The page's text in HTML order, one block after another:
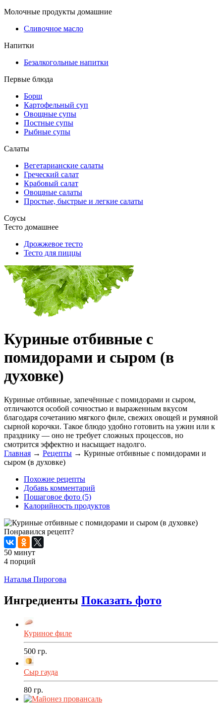
Молочные продукты домашние
Сливочное масло
Напитки
Безалкогольные напитки
Первые блюда
Борщ
Картофельный суп
Овощные супы
Постные супы
Рыбные супы
Салаты
Вегетарианские салаты
Греческий салат
Крабовый салат
Овощные салаты
Простые, быстрые и легкие салаты
Соусы
Тесто домашнее
Дрожжевое тесто
Тесто для пиццы
Куриные отбивные с
помидорами и сыром (в
духовке)
Куриные отбивные, запечённые с помидорами и сыром,
отличаются особой сочностью и выраженным вкусом
благодаря сочетанию мягкого филе, свежих овощей и румяной
сырной корочки. Такое блюдо удобно готовить на ужин или к
празднику — оно не требует сложных процессов, но
смотрится эффектно и насыщает надолго.
Главная → Рецепты → Куриные отбивные с помидорами и
сыром (в духовке)
Похожие рецепты
Добавь комментарий
Пошаговое фото (5)
Калорийность продуктов
Понравился рецепт?
50 минут
4 порций
Наталья Пирогова
Ингредиенты Показать фото
Куриное филе
500 гр.
Сыр гауда
80 гр.